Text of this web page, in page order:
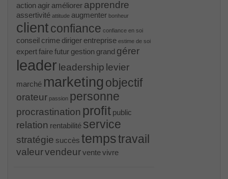
action agir améliorer apprendre
assertivité attitude augmenter bonheur
client confiance confiance en soi
conseil crime diriger entreprise estime de soi
expertfairefutur gestion grand gérer
leader leadership levier
marché marketing objectif
orateur passion personne
procrastination profit public
relation rentabilité service
stratégie succès tempstravail
valeurvendeurventevivre